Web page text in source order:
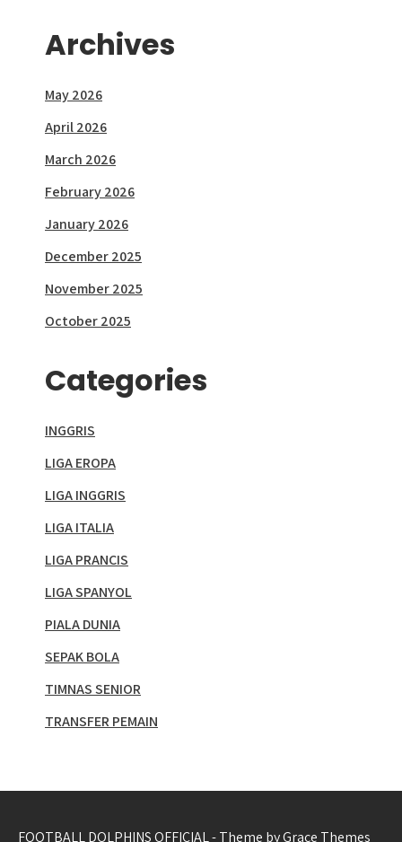
Archives
May 2026
April 2026
March 2026
February 2026
January 2026
December 2025
November 2025
October 2025
Categories
INGGRIS
LIGA EROPA
LIGA INGGRIS
LIGA ITALIA
LIGA PRANCIS
LIGA SPANYOL
PIALA DUNIA
SEPAK BOLA
TIMNAS SENIOR
TRANSFER PEMAIN
FOOTBALL DOLPHINS OFFICIAL - Theme by Grace Themes